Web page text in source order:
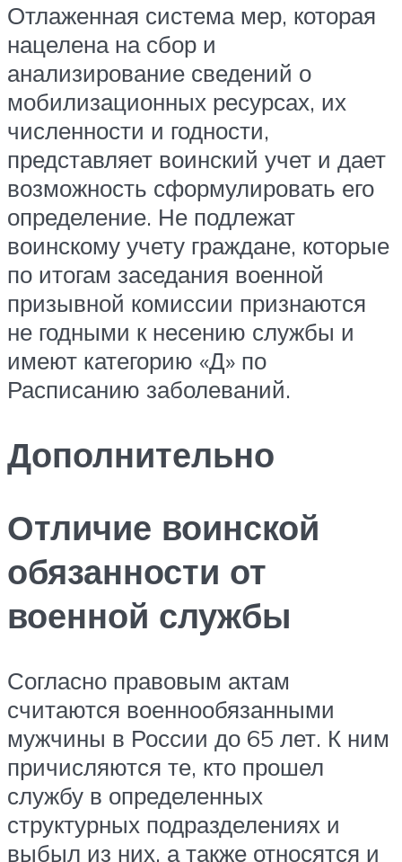
Отлаженная система мер, которая
нацелена на сбор и
анализирование сведений о
мобилизационных ресурсах, их
численности и годности,
представляет воинский учет и дает
возможность сформулировать его
определение. Не подлежат
воинскому учету граждане, которые
по итогам заседания военной
призывной комиссии признаются
не годными к несению службы и
имеют категорию «Д» по
Расписанию заболеваний.
Дополнительно
Отличие воинской
обязанности от
военной службы
Согласно правовым актам
считаются военнообязанными
мужчины в России до 65 лет. К ним
причисляются те, кто прошел
службу в определенных
структурных подразделениях и
выбыл из них, а также относятся и